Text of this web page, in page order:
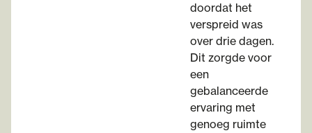
doordat het
verspreid was
over drie dagen.
Dit zorgde voor
een
gebalanceerde
ervaring met
genoeg ruimte